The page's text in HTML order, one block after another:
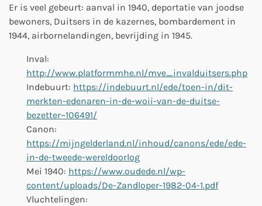
Er is veel gebeurt: aanval in 1940, deportatie van joodse
bewoners, Duitsers in de kazernes, bombardement in
1944, airbornelandingen, bevrijding in 1945.
Inval:
http://www.platformmhe.nl/mve_invalduitsers.php
Indebuurt: https://indebuurt.nl/ede/toen-in/dit-
merkten-edenaren-in-de-woii-van-de-duitse-
bezetter~106491/
Canon:
https://mijngelderland.nl/inhoud/canons/ede/ede-
in-de-tweede-wereldoorlog
Mei 1940: https://www.oudede.nl/wp-
content/uploads/De-Zandloper-1982-04-1.pdf
Vluchtelingen: